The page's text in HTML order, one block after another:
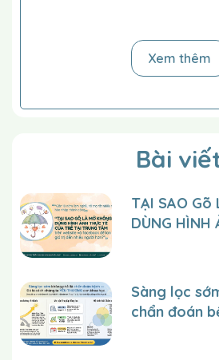
đây là má”. Sau đó bạn nói “Ai
Bạn thử để trẻ nói tiếp. Nếu
chậm chậm. Rồi bạn giúp trẻ
Lặp lại tiến trình cho tới khi trẻ
thứ nhất ít nhất liên tiếp 5 lần
Lúc đầu bạn xen kẻ 2 hình
nhưng dần dần bạn trộn lẫn
không khám phá được cơ cấu.
Khi trẻ nhận định được 2 hình
trợ giúp, bạn chỉ chính người
(bạn chỉ lại hình đó nếu trẻ cần
Khi trẻ học được 2 tên, bạn
thành viên khác trong gia đình
Xem thêm
Bài
TẠI SAO Gõ
DÙNG HÌNH
tỏa giá trị
hơn?
Sàng lọc
chẩn đoán